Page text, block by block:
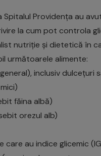
Spitalul Providența au
la cum pot controla
nutriție și dietetică în
următoarele alimente:
inclusiv dulcețuri
făina albă)
orezul alb)
care au indice glicemic